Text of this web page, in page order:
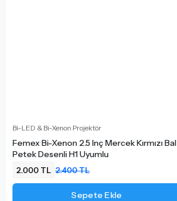
Bi-LED & Bi-Xenon Projektör
Femex Bi-Xenon 2.5 Inç Mercek Kırmızı Bal
Petek Desenli H1 Uyumlu
2.000 TL 2.400 TL
Sepete Ekle